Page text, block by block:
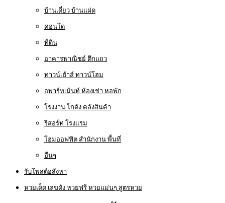
บ้านเดี่ยว บ้านแฝด
คอนโด
ที่ดิน
อาคารพาณิชย์ ตึกแถว
ทาวน์เฮ้าส์ ทาวน์โฮม
อพาร์ทเม้นท์ ห้องเช่า หอพัก
โรงงาน โกดัง คลังสินค้า
รีสอร์ท โรงแรม
โฮมออฟฟิต สำนักงาน พื้นที่
อื่นๆ
รับโพสต์อสังหา
หวยเด็ด เลขดัง หวยฟรี หวยแม่นๆ สูตรหวย